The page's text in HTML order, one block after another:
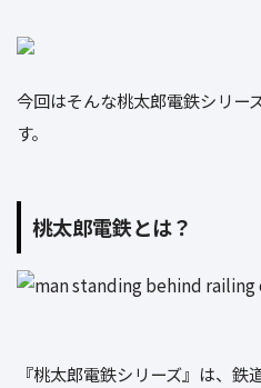
今回はそんな桃太郎電鉄シリー
す。
桃太郎電鉄とは？
『桃太郎電鉄シリーズ』は、